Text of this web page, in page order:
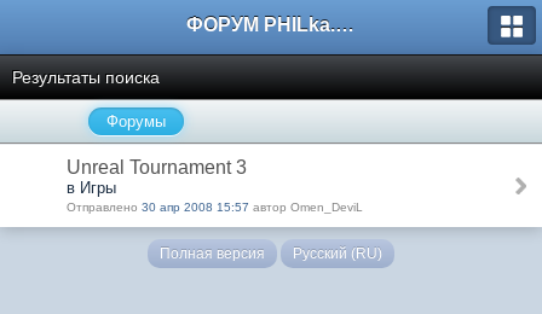
ФОРУМ PHILka.RU
Результаты поиска
Форумы
Unreal Tournament 3
в Игры
Отправлено 30 апр 2008 15:57 автор Omen_DeviL
Полная версия Русский (RU)